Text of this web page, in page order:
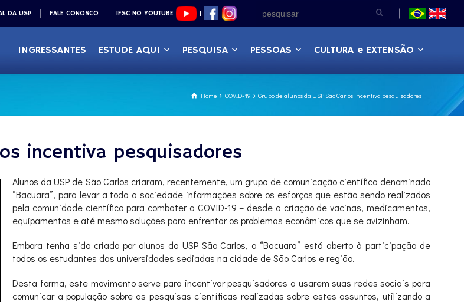
DA USP FALE CONOSCO IFSC NO YOUTUBE |
INGRESSANTES ESTUDE AQUI PESQUISA PESSOAS CULTURA e EXTENSÃO
Home COVID-19 Grupo de alunos da USP São Carlos incentiva pesquisadores
incentiva pesquisadores
Alunos da USP de São Carlos criaram, recentemente, um grupo de comunicação científica denominado
“Bacuara”, para levar a toda a sociedade informações sobre os esforços que estão sendo realizados
pela comunidade científica para combater a COVID-19 – desde a criação de vacinas, medicamentos,
equipamentos e até mesmo soluções para enfrentar os problemas econômicos que se avizinham.
Embora tenha sido criado por alunos da USP São Carlos, o “Bacuara” está aberto à participação de
todos os estudantes das universidades sediadas na cidade de São Carlos e região.
Desta forma, este movimento serve para incentivar pesquisadores a usarem suas redes sociais para
comunicar a população sobre as pesquisas científicas realizadas sobre estes assuntos, utilizando a